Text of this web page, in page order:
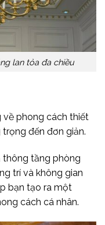
lan tỏa đa chiều
về phong cách thiết
trọng đến đơn giản.
thông tầng phòng
trí và không gian
bạn tạo ra một
cách cá nhân.